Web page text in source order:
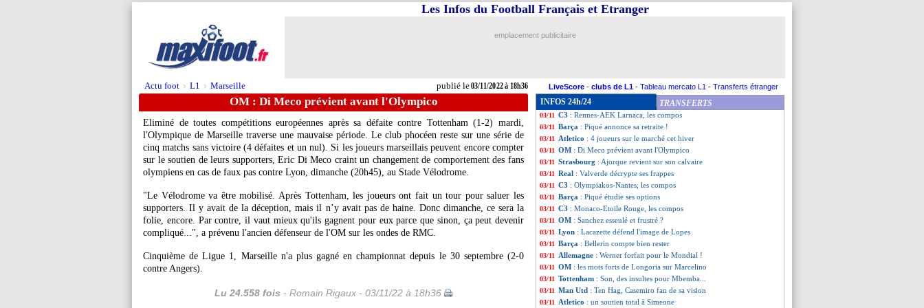
Actu foot > L1 > Marseille publié le03/11/2022 à 18h36
Les Infos du Football Français et Etranger
emplacement publicitaire
LiveScore - clubs de L1 - Tableau mercato L1 - Transferts étranger
OM : Di Meco prévient avant l'Olympico
Eliminé de toutes compétitions européennes après sa défaite contre Tottenham (1-2) mardi,
l'Olympique de Marseille traverse une mauvaise période. Le club phocéen reste sur une série de
cinq matchs sans victoire (4 défaites et un nul). Si les joueurs marseillais peuvent encore compter
sur le soutien de leurs supporters, Eric Di Meco craint un changement de comportement des fans
olympiens en cas de faux pas contre Lyon, dimanche (20h45), au Stade Vélodrome.
"Le Vélodrome va être mobilisé. Après Tottenham, les joueurs ont fait un tour pour saluer les
supporters. Il y avait de la déception, mais il n’y avait pas de haine. Donc dimanche, ce sera la
folie, encore. Par contre, il vaut mieux qu'ils gagnent pour eux parce que sinon, ça peut devenir
compliqué...", a prévenu l'ancien défenseur de l'OM sur les ondes de RMC.
Cinquième de Ligue 1, Marseille n'a plus gagné en championnat depuis le 30 septembre (2-0
contre Angers).
Lu 24.558 fois - Romain Rigaux - 03/11/22 à 18h36
INFOS 24h/24 TRANSFERTS
03/11 PSG: Fabian Ruiz out jusqu'au Mondial
03/11 C3: le classement du groupe G (Nantes)
03/11 Barça: Depay cartonne les médias !
03/11 LEC: Cologne-Nice, les compos
03/11 C3 : Rennes-AEK Larnaca, les compos
03/11 Barça : Piqué annonce sa retraite !
03/11 Atletico : 4 joueurs sur le marché cet hiver
03/11 OM : Di Meco prévient avant l'Olympico
03/11 Strasbourg : Ajorque revient sur son calvaire
03/11 Real : Valverde décrypte ses frappes
03/11 C3 : Olympiakos-Nantes, les compos
03/11 Barça : Piqué étudie ses options
03/11 C3 : Monaco-Etoile Rouge, les compos
03/11 OM : Sanchez esseulé et frustré ?
03/11 Lyon : Lacazette défend l'image de Lopes
03/11 Barça : Bellerin compte bien rester
03/11 Allemagne : Werner forfait pour le Mondial !
03/11 OM : les mots forts de Longoria sur Marcelino
03/11 Tottenham : Son, des insultes pour Mbemba...
03/11 Man Utd : Ten Hag, Casemiro fan de sa vision
03/11 Atletico : un soutien total à Simeone